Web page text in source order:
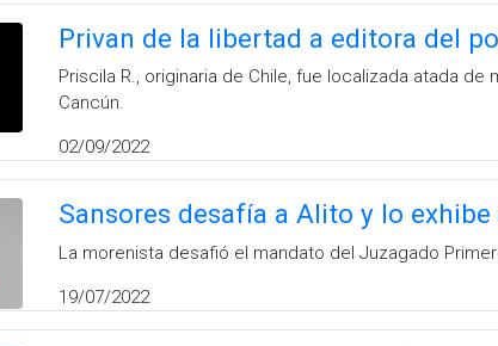
Privan de la libertad a editora del
Priscila R., originaria de Chile, fue localizada atada
Cancún.
02/09/2022
Sansores desafía a Alito y lo
La morenista desafió el mandato del Juzagado
19/07/2022